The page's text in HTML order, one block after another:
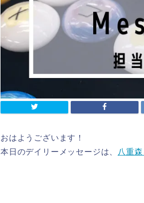
おはようございます！
本日のデイリーメッセージは、
八重